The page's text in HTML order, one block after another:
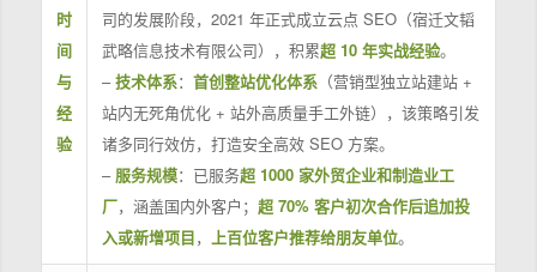
时
间
与
经
验
司的发展阶段，2021 年正式成立云点 SEO（宿迁文韬
武略信息技术有限公司），积累超 10 年实战经验。
–技术体系： 首创整站优化体系（营销型独立站建站 +
站内无死角优化 + 站外高质量手工外链），该策略引发
诸多同行效仿，打造安全高效 SEO 方案。
– 服务规模：已服务超 1000 家外贸企业和制造业工
厂，涵盖国内外客户； 超 70% 客户初次合作后追加投
入或新增项目， 上百位客户推荐给朋友单位。